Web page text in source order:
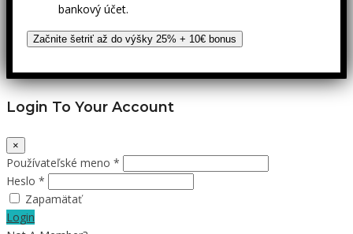
bankový účet.
Začnite šetriť až do výšky 25% + 10€ bonus
Login To Your Account
×
Používateľské meno *
Heslo *
Zapamätať
Login